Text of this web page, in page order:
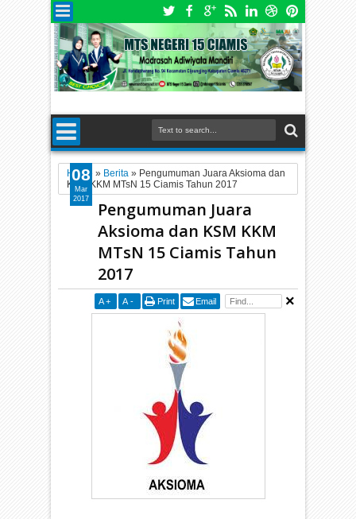
Home » Berita » Pengumuman Juara Aksioma dan
KSM KKM MTsN 15 Ciamis Tahun 2017
Pengumuman Juara
Aksioma dan KSM KKM
MTsN 15 Ciamis Tahun
2017
A + A - Print Email
08
Mar
2017